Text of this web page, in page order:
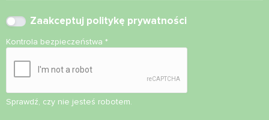
Zaakceptuj politykę prywatności
Kontrola bezpieczeństwa *
Sprawdź, czy nie jesteś robotem.